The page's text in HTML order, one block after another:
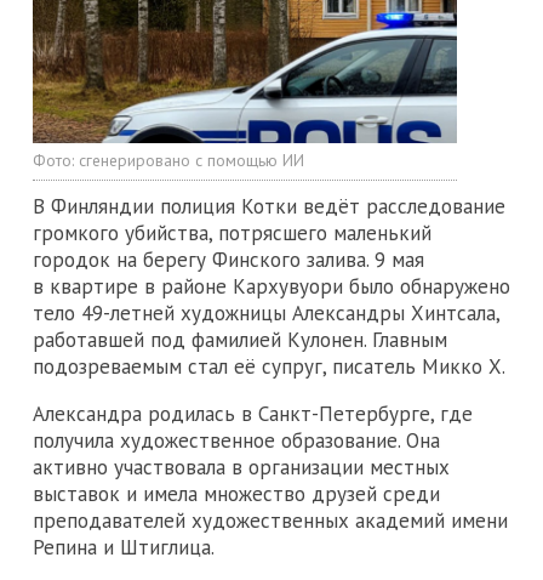
Фото: сгенерировано с помощью ИИ
В Финляндии полиция Котки ведёт расследование
громкого убийства, потрясшего маленький
городок на берегу Финского залива. 9 мая
в квартире в районе Кархувуори было обнаружено
тело 49-летней художницы Александры Хинтсала,
работавшей под фамилией Кулонен. Главным
подозреваемым стал её супруг, писатель Микко Х.
Александра родилась в Санкт-Петербурге, где
получила художественное образование. Она
активно участвовала в организации местных
выставок и имела множество друзей среди
преподавателей художественных академий имени
Репина и Штиглица.